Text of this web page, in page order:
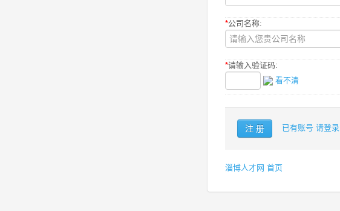
*公司名称:
*请输入验证码:
看不清
已有账号 请登录
淄博人才网 首页